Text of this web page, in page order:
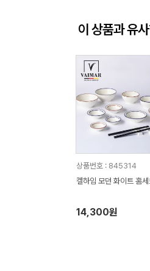
이 상품과 유
상품번호 : 845314
켈하임 모던 화이트 홈
14,300원